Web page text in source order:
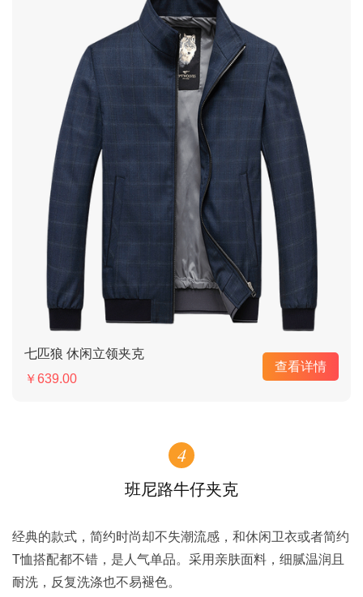
七匹狼 休闲立领夹克
￥639.00
查看详情
4
班尼路牛仔夹克
经典的款式，简约时尚却不失潮流感，和休闲卫衣或者简约
T恤搭配都不错，是人气单品。采用亲肤面料，细腻温润且
耐洗，反复洗涤也不易褪色。